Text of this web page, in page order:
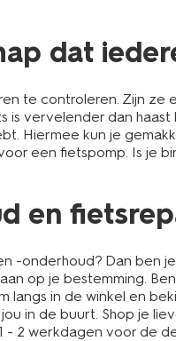
dat
te controleren. Zijn
vervelender dan
Hiermee kun je
een fietspomp. Is je
en
-onderhoud? Dan ben
op je bestemming.
langs in de winkel en
in de buurt. Shop je
2 werkdagen voor de